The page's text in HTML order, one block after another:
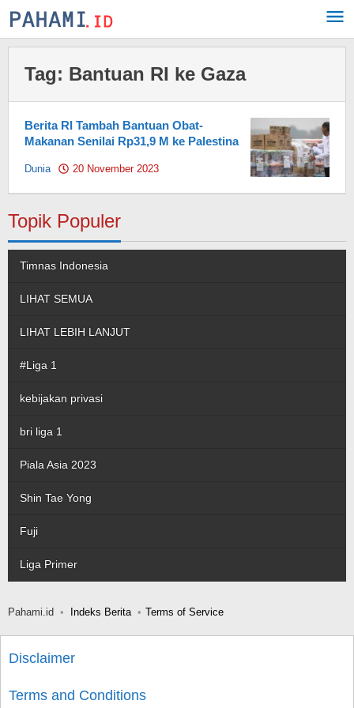
Skip
to
Tag: Bantuan RI ke Gaza
Berita RI Tambah Bantuan Obat-
Makanan Senilai Rp31,9 M ke Palestina
Dunia 20 November 2023
Topik Populer
Timnas Indonesia
LIHAT SEMUA
LIHAT LEBIH LANJUT
#Liga 1
kebijakan privasi
bri liga 1
Piala Asia 2023
Shin Tae Yong
Fuji
Liga Primer
Pahami.id Indeks Berita Terms of Service
Disclaimer
Terms and Conditions